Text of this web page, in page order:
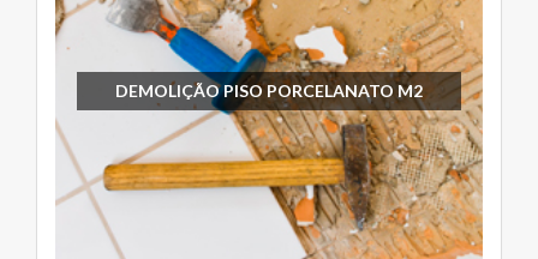
DEMOLIÇÃO PISO PORCELANATO M2